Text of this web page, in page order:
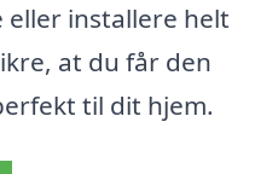
installere helt
at du får den
til dit hjem.